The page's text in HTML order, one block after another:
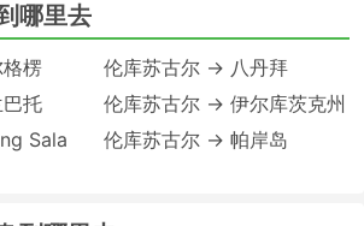
哪里去
楞
托
Sala
伦库苏古尔 → 八丹拜
伦库苏古尔 → 伊尔库茨克州
伦库苏古尔 → 帕岸岛